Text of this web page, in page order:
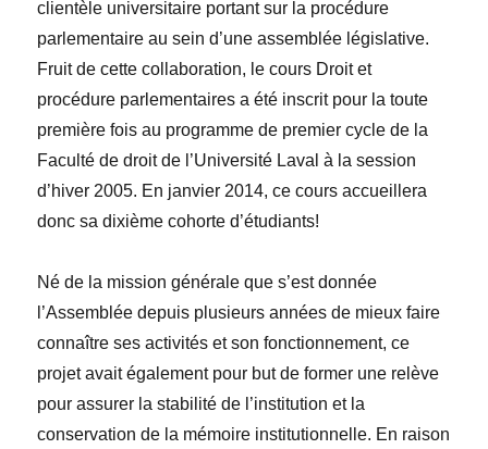
clientèle universitaire portant sur la procédure
parlementaire au sein d’une assemblée législative.
Fruit de cette collaboration, le cours Droit et
procédure parlementaires a été inscrit pour la toute
première fois au programme de premier cycle de la
Faculté de droit de l’Université Laval à la session
d’hiver 2005. En janvier 2014, ce cours accueillera
donc sa dixième cohorte d’étudiants!
Né de la mission générale que s’est donnée
l’Assemblée depuis plusieurs années de mieux faire
connaître ses activités et son fonctionnement, ce
projet avait également pour but de former une relève
pour assurer la stabilité de l’institution et la
conservation de la mémoire institutionnelle. En raison